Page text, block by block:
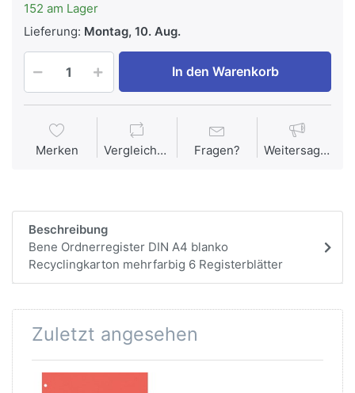
152 am Lager
Lieferung: Montag, 10. Aug.
In den Warenkorb
Merken Vergleichen Fragen? Weitersagen
Beschreibung
Bene Ordnerregister DIN A4 blanko
Recyclingkarton mehrfarbig 6 Registerblätter
Zuletzt angesehen